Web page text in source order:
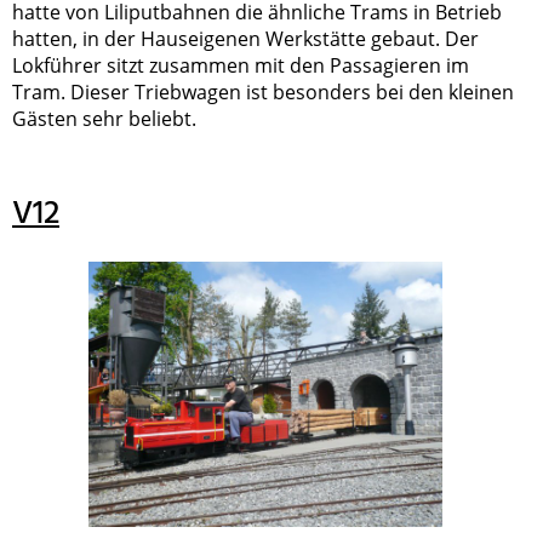
hatte von Liliputbahnen die ähnliche Trams in Betrieb
hatten, in der Hauseigenen Werkstätte gebaut. Der
Lokführer sitzt zusammen mit den Passagieren im
Tram. Dieser Triebwagen ist besonders bei den kleinen
Gästen sehr beliebt.
V12